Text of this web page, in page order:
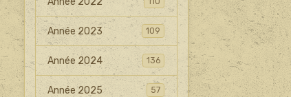
Année 2023 109
Année 2024 136
Année 2025 57